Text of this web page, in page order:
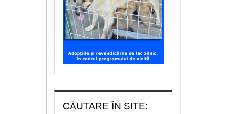
CĂUTARE ÎN SITE: